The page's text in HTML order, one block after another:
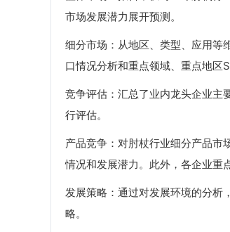
市场发展潜力展开预测。
细分市场：从地区、类型、应用等
口情况分析和重点领域、重点地区
竞争评估：汇总了业内龙头企业主
行评估。
产品竞争：对肘杖行业细分产品市
情况和发展潜力。此外，各企业重
发展策略：通过对发展环境的分析
略。